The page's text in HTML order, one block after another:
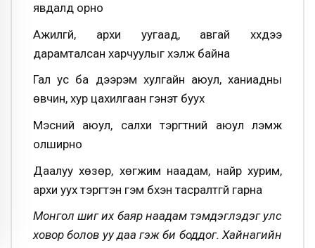
явдалд орно
Ажилгүй, архи уугаад, авгай хүүхдээ
дарамталсан харчуулыг хэлж байна
Гал ус ба дээрэм хулгайн аюул, ханиадны
өвчин, хур цахилгаан гэнэт буух
Мэсний аюул, салхи тэргүүтний аюул үлэмж
олширно
Даалуу хөзөр, хөгжим наадам, найр хурим,
архи уух тэргүүтэн гэм бүхэн тасралтгүй гарна
Монгол шиг их баяр наадам тэмдэглэдэг улс
ховор болов уу даа гэж би боддог. Хайнагийн